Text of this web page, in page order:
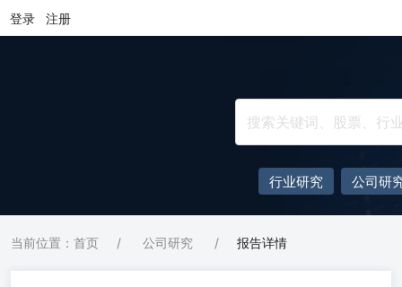
登录 注册
行业研究 公司研
当前位置：首页 / 公司研究 / 报告详情